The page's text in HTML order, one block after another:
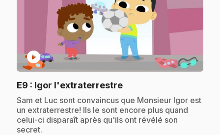
play_circle
E9 : Igor l'extraterrestre.
.Sam et Luc sont convaincus que Monsieur Igor est
un extraterrestre! Ils le sont encore plus quand
celui-ci disparaît après qu'ils ont révélé son
secret.